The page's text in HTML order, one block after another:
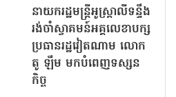
នាយករដ្ឋមន្ត្រីអូស្ត្រាលីទន្ទឹង
រង់ចាំស្វាគមន៍អគ្គលេខាបក្ស
ប្រធានរដ្ឋវៀតណាម លោក
តូ ឡឹម មកបំពេញទស្សន
កិច្ច